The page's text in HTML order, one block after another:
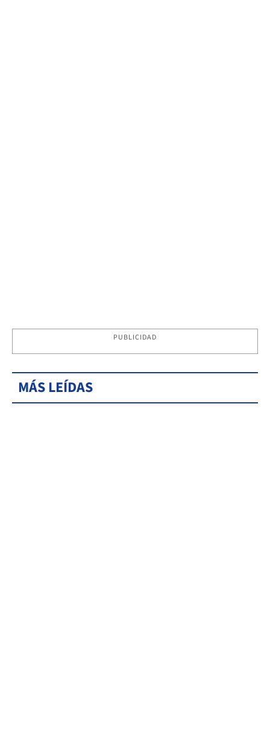
PUBLICIDAD
MÁS LEÍDAS